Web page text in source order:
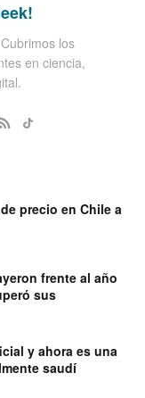
los
en ciencia,
precio en Chile a
frente al año
sus
y ahora es una
saudí